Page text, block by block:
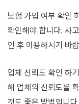
보험 가입 여부 확인
확인해야 합니다. 사
인 후 이용하시기 바
업체 신뢰도 확인 하
해 업체의 신뢰도를
것도 좋은 방법입니다.